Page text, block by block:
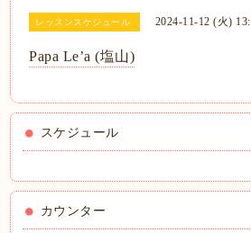
レッスンスケジュール 2024-11-12 (火)
Papa Le’a (塩山)
スケジュール
カウンター